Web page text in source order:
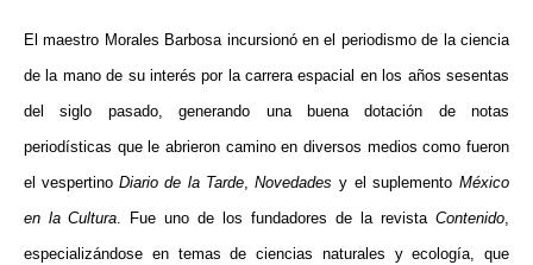
El maestro Morales Barbosa incursionó en el periodismo de la ciencia
de la mano de su interés por la carrera espacial en los años sesentas
del siglo pasado, generando una buena dotación de notas
periodísticas que le abrieron camino en diversos medios como fueron
el vespertino Diario de la Tarde Novedades y el suplemento México
en la Cultura . Fue uno de los fundadores de la revista Contenido
especializándose en temas de ciencias naturales y ecología, que